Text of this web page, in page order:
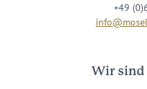
+49
Wir sind